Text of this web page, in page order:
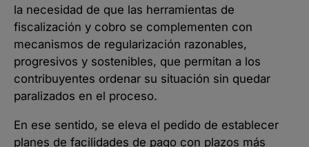
la necesidad de que las herramientas de
fiscalización y cobro se complementen con
mecanismos de regularización razonables,
progresivos y sostenibles, que permitan a los
contribuyentes ordenar su situación sin quedar
paralizados en el proceso.
En ese sentido, se eleva el pedido de establecer
planes de facilidades de pago con plazos más